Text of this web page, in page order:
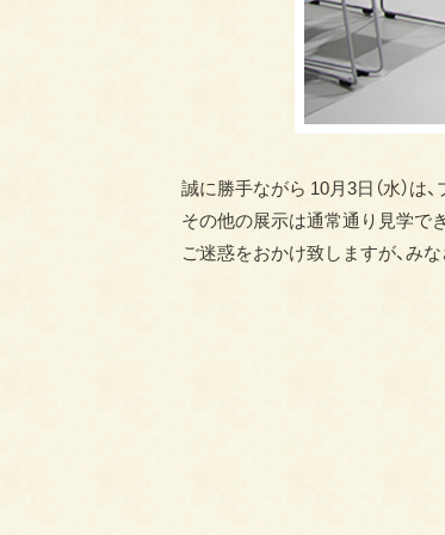
誠に勝手ながら 10月3日（水）は
その他の展示は通常通り見学で
ご迷惑をおかけ致しますが、み